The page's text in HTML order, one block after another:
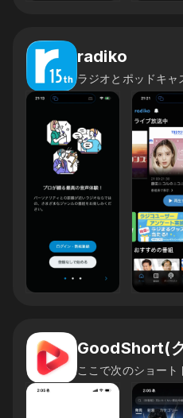
radiko
ラジオとポッドキャ
GoodShort(